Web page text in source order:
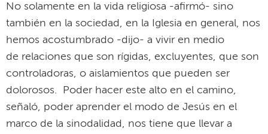
No solamente en la vida religiosa -afirmó- sino
también en la sociedad, en la Iglesia en general, nos
hemos acostumbrado -dijo- a vivir en medio
de relaciones que son rígidas, excluyentes, que son
controladoras, o aislamientos que pueden ser
dolorosos. Poder hacer este alto en el camino,
señaló, poder aprender el modo de Jesús en el
marco de la sinodalidad, nos tiene que llevar a